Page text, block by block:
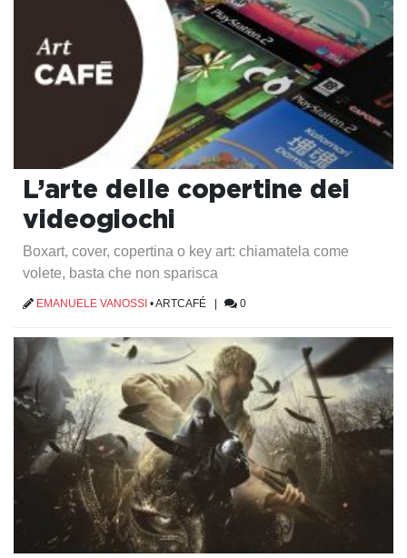
L’arte delle copertine dei
videogiochi
Boxart, cover, copertina o key art: chiamatela come
volete, basta che non sparisca
EMANUELE VANOSSI •ARTCAFÉ 0